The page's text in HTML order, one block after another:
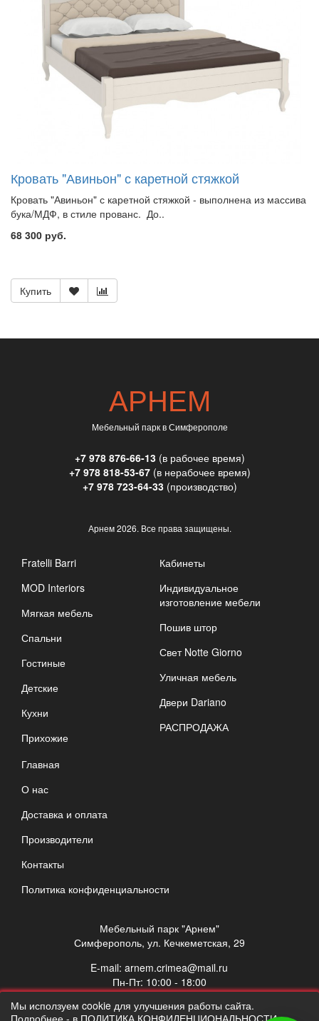
Кровать "Авиньон" с каретной стяжкой
Кровать "Авиньон" с каретной стяжкой - выполнена из массива
бука/МДФ, в стиле прованс. До..
68 300 руб.
Купить
АРНЕМ
Мебельный парк в Симферополе
+7 978 876-66-13(в рабочее время)
+7 978 818-53-67(в нерабочее время)
+7 978 723-64-33(производство)
Арнем2026. Все права защищены.
Fratelli Barri
MOD Interiors
Мягкая мебель
Спальни
Гостиные
Детские
Кухни
Прихожие
Кабинеты
Индивидуальное
изготовление мебели
Пошив штор
Свет Notte Giorno
Уличная мебель
Двери Dariano
РАСПРОДАЖА
Главная
О нас
Доставка и оплата
Производители
Контакты
Политика конфиденциальности
Мебельный парк "Арнем"
Симферополь, ул. Кечкеметская, 29
E-mail:arnem.crimea@mail.ru
Пн-Пт: 10:00 - 18:00
Сб: 10:00 - 17:00
Вс: выходной
Мы исползуем cookie для улучшения работы сайта.
Подробнее - в ПОЛИТИКА КОНФИДЕНЦИОНАЛЬНОСТИ.